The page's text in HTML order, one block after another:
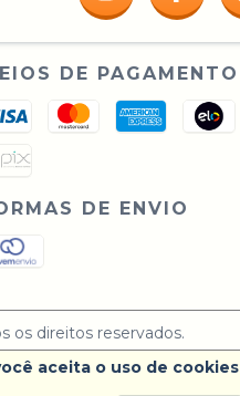
aceita o uso de cookies
DE PAGAMENTO
DE ENVIO
os direitos reservados.